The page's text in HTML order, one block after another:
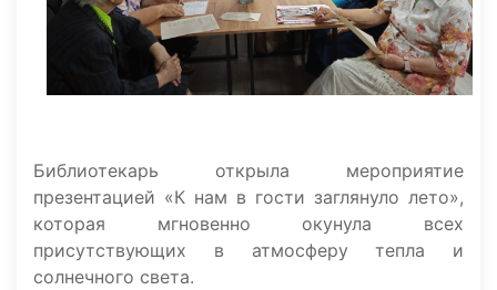
Библиотекарь открыла мероприятие
презентацией «К нам в гости заглянуло лето»,
которая мгновенно окунула всех
присутствующих в атмосферу тепла и
солнечного света.